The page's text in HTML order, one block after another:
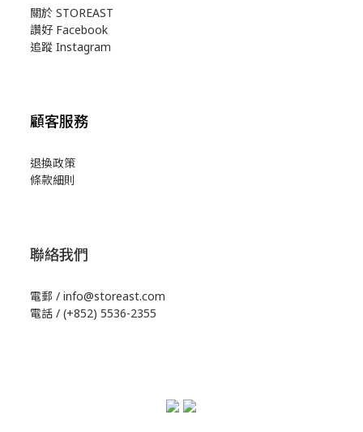
關於 STOREAST
讚好 Facebook
追蹤 Instagram
顧客服務
退換政策
條款細則
聯絡我們
電郵 / info@storeast.com
電話 / (+852) 5536-2355